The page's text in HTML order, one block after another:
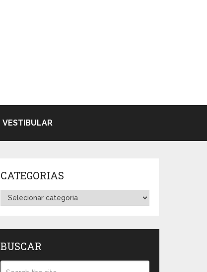
VESTIBULAR
CATEGORIAS
Categorias
BUSCAR